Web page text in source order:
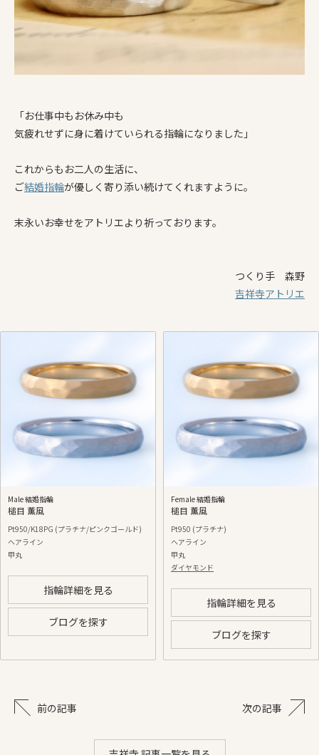
「お仕事中もお休み中も
気疲れせずに身に着けていられる指輪になりました」
これからもお二人の生活に、
ご結婚指輪が優しく寄り添い続けてくれますように。
末永いお幸せをアトリエより祈っております。
つくり手 森野
吉祥寺アトリエ
Male 結婚指輪
槌目 薫風
Pt950/K18PG (プラチナ/ピンクゴールド)
ヘアライン
甲丸
指輪詳細を見る
ブログを探す
Female 結婚指輪
槌目 薫風
Pt950 (プラチナ)
ヘアライン
甲丸
ダイヤモンド
指輪詳細を見る
ブログを探す
前の記事 次の記事